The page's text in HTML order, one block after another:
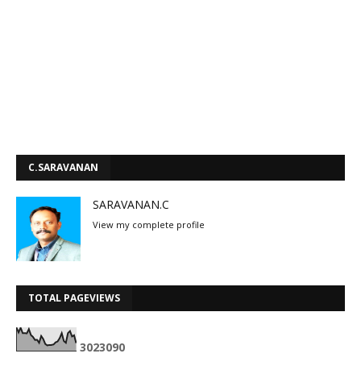
C.SARAVANAN
SARAVANAN.C
View my complete profile
TOTAL PAGEVIEWS
3023090